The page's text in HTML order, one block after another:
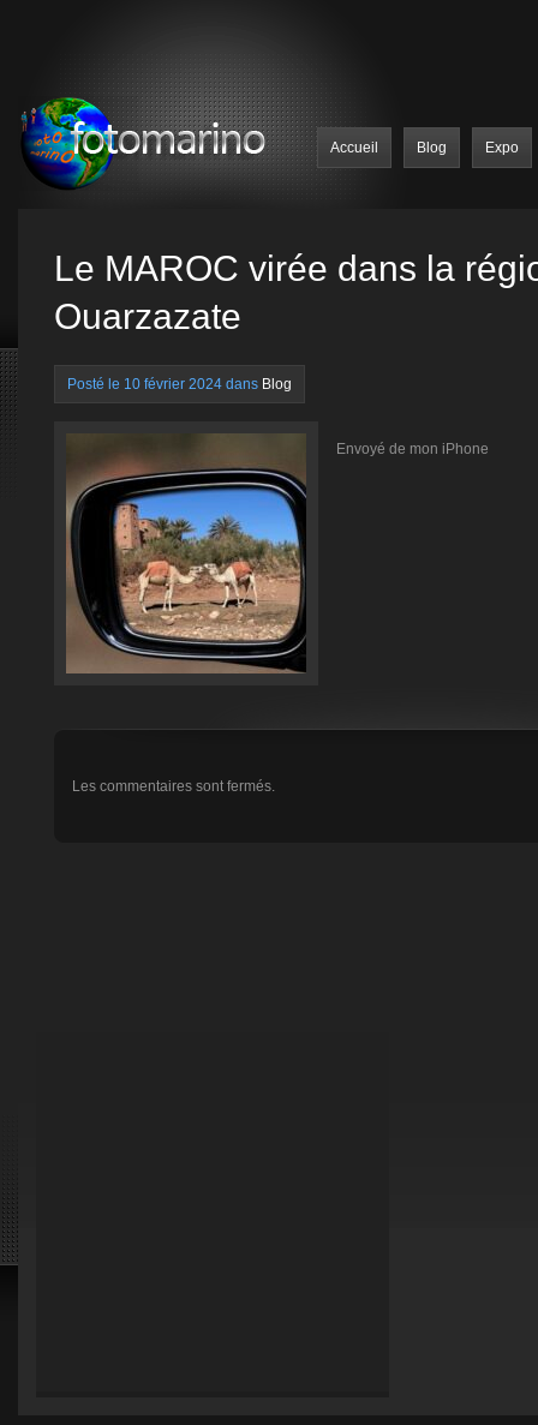
Accueil Blog Expo
Le MAROC virée dans la
Ouarzazate
Posté le 10 février 2024 dans Blog
Envoyé de mon iPhone
Les commentaires sont fermés.